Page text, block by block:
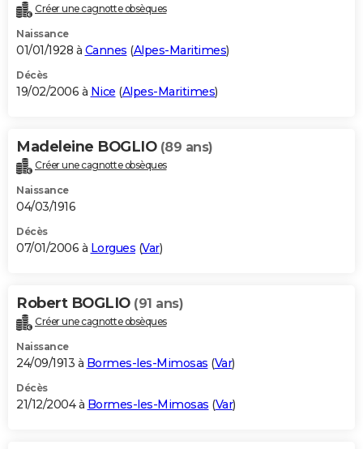
Créer une cagnotte obsèques
Naissance
01/01/1928 à Cannes (Alpes-Maritimes)
Décès
19/02/2006 à Nice (Alpes-Maritimes)
Madeleine BOGLIO (89 ans)
Créer une cagnotte obsèques
Naissance
04/03/1916
Décès
07/01/2006 à Lorgues (Var)
Robert BOGLIO (91 ans)
Créer une cagnotte obsèques
Naissance
24/09/1913 à Bormes-les-Mimosas (Var)
Décès
21/12/2004 à Bormes-les-Mimosas (Var)